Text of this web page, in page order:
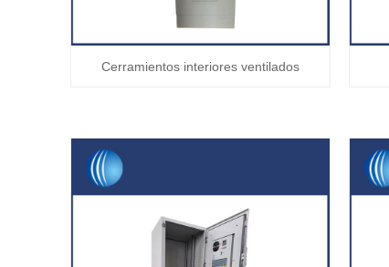
Cerramientos interiores ventilados